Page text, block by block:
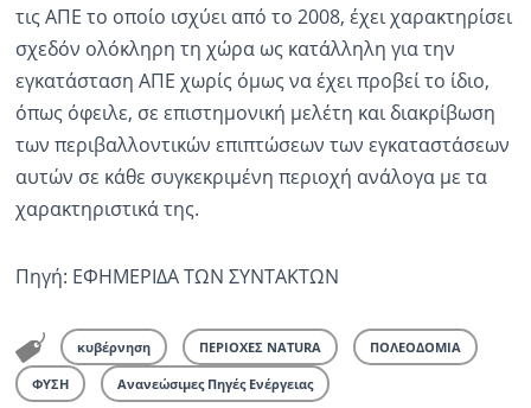
τις ΑΠΕ το οποίο ισχύει από το 2008, έχει χαρακτηρίσει
σχεδόν ολόκληρη τη χώρα ως κατάλληλη για την
εγκατάσταση ΑΠΕ χωρίς όμως να έχει προβεί το ίδιο,
όπως όφειλε, σε επιστημονική μελέτη και διακρίβωση
των περιβαλλοντικών επιπτώσεων των εγκαταστάσεων
αυτών σε κάθε συγκεκριμένη περιοχή ανάλογα με τα
χαρακτηριστικά της.
Πηγή: ΕΦΗΜΕΡΙΔΑ ΤΩΝ ΣΥΝΤΑΚΤΩΝ
κυβέρνηση ΠΕΡΙΟΧΕΣ NATURA ΠΟΛΕΟΔΟΜΙΑ
ΦΥΣΗ Ανανεώσιμες Πηγές Ενέργειας